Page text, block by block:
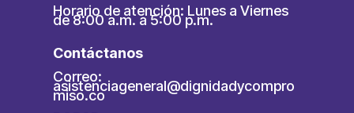
Horario de atención: Lunes a Viernes
de 8:00 a.m. a 5:00 p.m.
Contáctanos
Correo:
asistenciageneral@dignidadycompro
miso.co